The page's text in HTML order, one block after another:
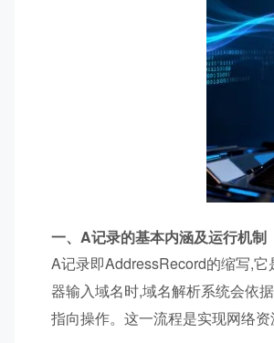
一、A记录的基本内涵及运行机制
A记录即AddressRecord的缩写,
器输入域名时,域名解析系统会依
指向操作。这一流程是实现网络